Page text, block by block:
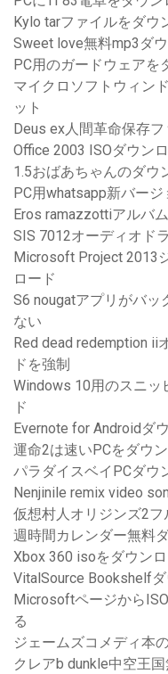
Kylo tarファイルをダウ
Sweet love無料mp3ダ
PC用のガードウェアを
マイクロソフトウィン
ット
Deus ex人間革命保存
Office 2003 ISOダウン
1.5おばあちゃんのダウ
PC用whatsapp新バー
Eros ramazzottiアルバ
SIS 7012オーディオド
Microsoft Project 2013
ロード
S6 nougatアプリがバ
ない
Red dead redemption ii
ドを強制
Windows 10用のスニッ
ド
Evernote for Androidダ
運命2は速いPCをダウ
パラダイスベイPCダウ
Nenjinile remix video
仮想村人オリジンズ2
週時間カレンダー無料
Xbox 360 isoをダウン
VitalSource Bookshelf
Microsoftページから
る
ジェームズコメディ本
クレアb dunkle中空王